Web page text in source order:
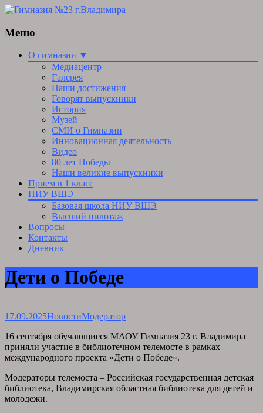
Меню
Skip
О гимназии ▼
Медиацентр
Галерея
Наши достижения
Говорят выпускники
История
Музей
СМИ о Гимназии
Инновационная деятельность
Видео
80 лет Победы
Наши великие выпускники
Прием в 1 класс
НИУ ВШЭ
Базовая школа НИУ ВШЭ
Высший пилотаж
Вопросы
Контакты
Дневник
Дети о Победе
17.09.2025НовостиМодератор
16 сентября обучающиеся МАОУ Гимназия 23 г. Владимира
приняли участие в библиотечном телемосте в рамках
международного проекта «Дети о Победе».
Модераторы телемоста – Российская государственная детская
библиотека, Владимирская областная библиотека для детей и
молодежи.